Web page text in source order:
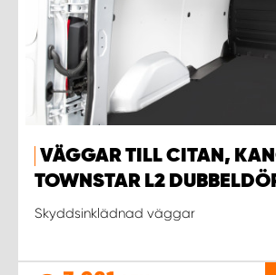
VÄGGAR TILL CITAN,
TOWNSTAR L2
Skyddsinklädnad väggar